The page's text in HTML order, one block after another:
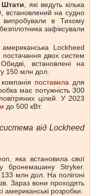
Штати, які ведуть кілька
встановлений на судно
випробували в Тихому
зафіксували
Lockheed
двох систем
встановлені на
150 млн дол.
поставила для
має потужність 300
цілей. У 2023
до 500 кВт.
від Lockheed
яка встановила свої
бронемашину Stryker.
133 млн дол. На полігоні
Зараз вони проходять
американські розробки.